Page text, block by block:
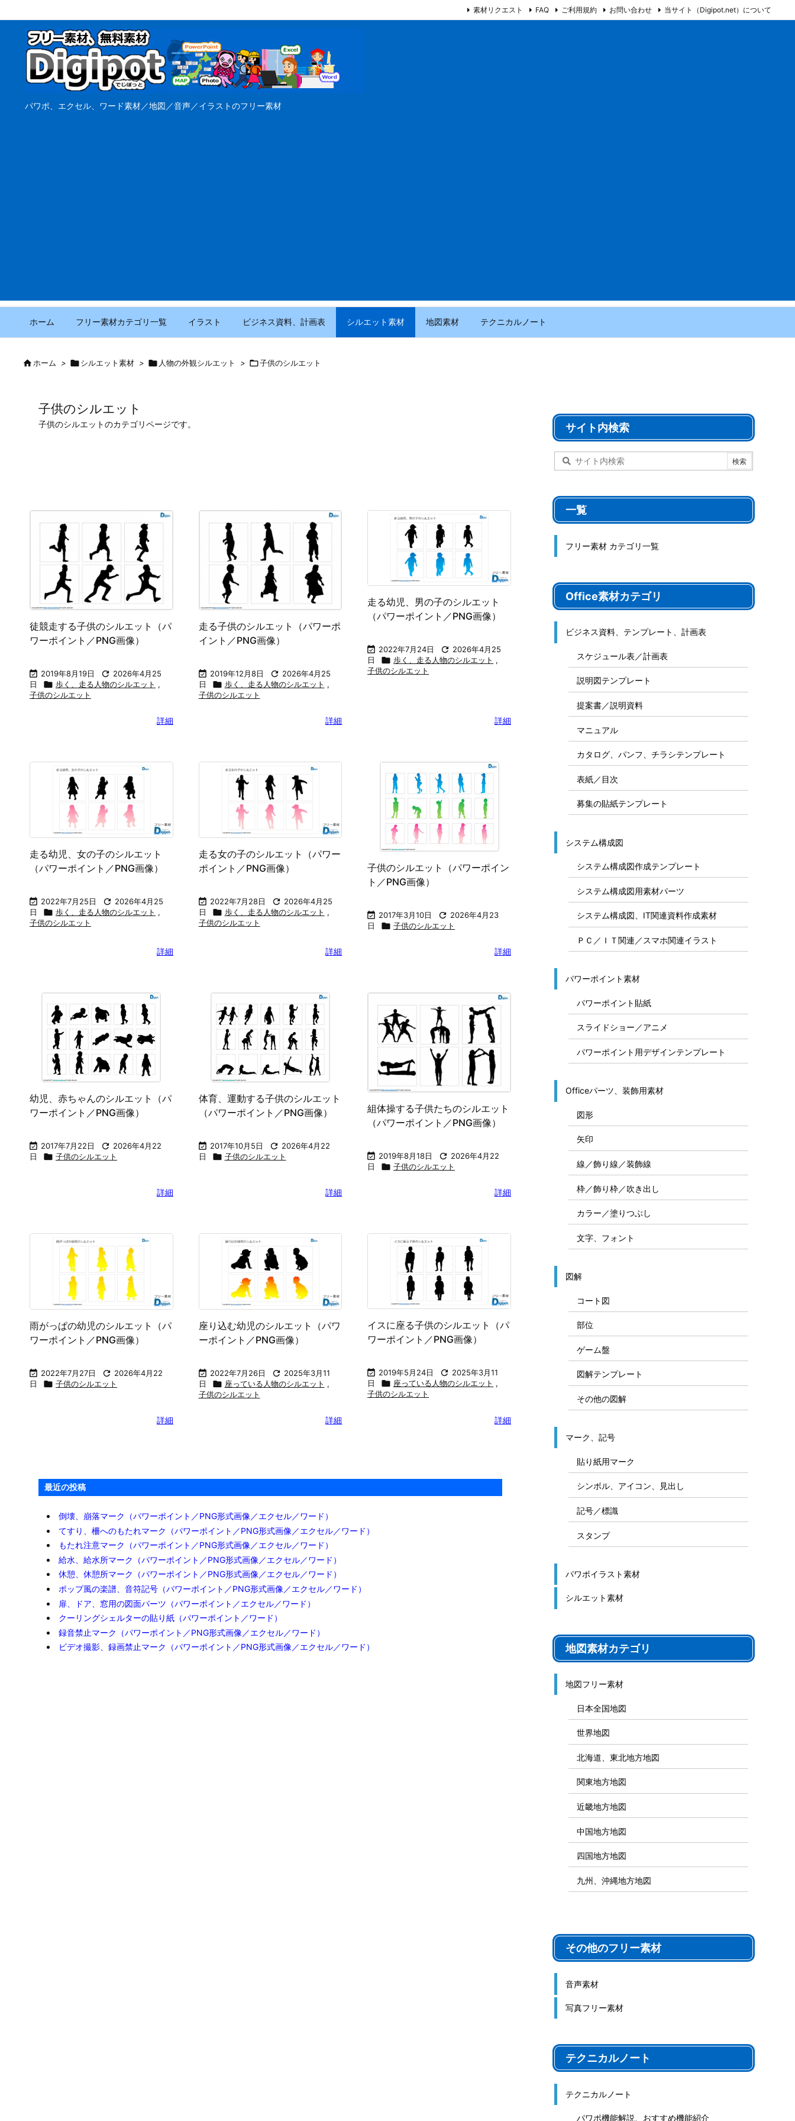
パワポ、エクセル、ワード素材／地図／音声／イラストのフリー素材
ホーム フリー素材カテゴリ一覧 イラスト ビジネス資料、計画表 シルエット素材 地図素材 テクニカルノート
素材リクエスト FAQ ご利用規約 お問い合わせ 当サイト（Digipot.net）について
ホーム > シルエット素材 >  人物の外観シルエット > 子供のシルエット
子供のシルエット
子供のシルエットのカテゴリページです。
徒競走する子供のシルエット（パ
ワーポイント／PNG画像）
 2019年8月19日  2026年4月25
日
 歩く、走る人物のシルエット ,
子供のシルエット
詳細
走る子供のシルエット（パワーポ
イント／PNG画像）
 2019年12月8日  2026年4月25
日
 歩く、走る人物のシルエット ,
子供のシルエット
詳細
走る幼児、男の子のシルエット
（パワーポイント／PNG画像）
 2022年7月24日  2026年4月25
日
 歩く、走る人物のシルエット ,
子供のシルエット
詳細
走る幼児、女の子のシルエット
（パワーポイント／PNG画像）
 2022年7月25日  2026年4月25
日
 歩く、走る人物のシルエット ,
子供のシルエット
詳細
走る女の子のシルエット（パワー
ポイント／PNG画像）
 2022年7月28日  2026年4月25
日
 歩く、走る人物のシルエット ,
子供のシルエット
詳細
子供のシルエット（パワーポイン
ト／PNG画像）
 2017年3月10日  2026年4月23
日
 子供のシルエット
詳細
幼児、赤ちゃんのシルエット（パ
ワーポイント／PNG画像）
 2017年7月22日  2026年4月22
日
 子供のシルエット
詳細
体育、運動する子供のシルエット
（パワーポイント／PNG画像）
 2017年10月5日  2026年4月22
日
 子供のシルエット
詳細
組体操する子供たちのシルエット
（パワーポイント／PNG画像）
 2019年8月18日  2026年4月22
日
 子供のシルエット
詳細
雨がっぱの幼児のシルエット（パ
ワーポイント／PNG画像）
 2022年7月27日  2026年4月22
日
 子供のシルエット
詳細
座り込む幼児のシルエット（パワ
ーポイント／PNG画像）
 2022年7月26日  2025年3月11
日
 座っている人物のシルエット ,
子供のシルエット
詳細
イスに座る子供のシルエット（パ
ワーポイント／PNG画像）
 2019年5月24日  2025年3月11
日
 座っている人物のシルエット ,
子供のシルエット
詳細
最近の投稿
倒壊、崩落マーク（パワーポイント／PNG形式画像／エクセル／ワード）
てすり、柵へのもたれマーク（パワーポイント／PNG形式画像／エクセル／ワード）
もたれ注意マーク（パワーポイント／PNG形式画像／エクセル／ワード）
給水、給水所マーク（パワーポイント／PNG形式画像／エクセル／ワード）
休憩、休憩所マーク（パワーポイント／PNG形式画像／エクセル／ワード）
ポップ風の楽譜、音符記号（パワーポイント／PNG形式画像／エクセル／ワード）
扉、ドア、窓用の図面パーツ（パワーポイント／エクセル／ワード）
クーリングシェルターの貼り紙（パワーポイント／ワード）
録音禁止マーク（パワーポイント／PNG形式画像／エクセル／ワード）
ビデオ撮影、録画禁止マーク（パワーポイント／PNG形式画像／エクセル／ワード）
サイト内検索
一覧
フリー素材 カテゴリ一覧
Office素材カテゴリ
ビジネス資料、テンプレート、計画表
スケジュール表／計画表
説明図テンプレート
提案書／説明資料
マニュアル
カタログ、パンフ、チラシテンプレート
表紙／目次
募集の貼紙テンプレート
システム構成図
システム構成図作成テンプレート
システム構成図用素材パーツ
システム構成図、IT関連資料作成素材
ＰＣ／ＩＴ関連／スマホ関連イラスト
パワーポイント素材
パワーポイント貼紙
スライドショー／アニメ
パワーポイント用デザインテンプレート
Officeパーツ、装飾用素材
図形
矢印
線／飾り線／装飾線
枠／飾り枠／吹き出し
カラー／塗りつぶし
文字、フォント
図解
コート図
部位
ゲーム盤
図解テンプレート
その他の図解
マーク、記号
貼り紙用マーク
シンボル、アイコン、見出し
記号／標識
スタンプ
パワポイラスト素材
シルエット素材
地図素材カテゴリ
地図フリー素材
日本全国地図
世界地図
北海道、東北地方地図
関東地方地図
近畿地方地図
中国地方地図
四国地方地図
九州、沖縄地方地図
その他のフリー素材
音声素材
写真フリー素材
テクニカルノート
テクニカルノート
パワポ機能解説、おすすめ機能紹介